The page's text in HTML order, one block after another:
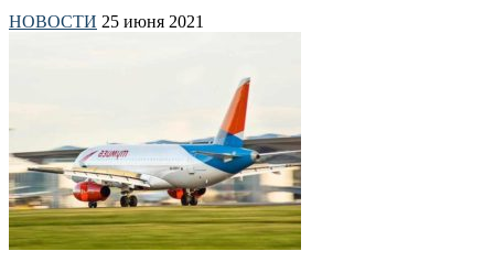
НОВОСТИ 25 июня 2021